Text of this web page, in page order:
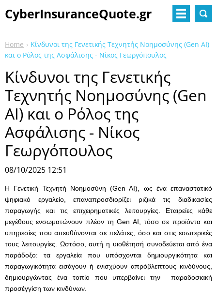
CyberInsuranceQuote.gr
Home
Κίνδυνοι της Γενετικής Τεχνητής Νοημοσύνης (Gen AI)
και ο Ρόλος της Ασφάλισης - Νίκος Γεωργόπουλος
Κίνδυνοι της Γενετικής
Τεχνητής Νοημοσύνης (Gen
AI) και ο Ρόλος της
Ασφάλισης - Νίκος
Γεωργόπουλος
08/10/2025 12:51
Η Γενετική Τεχνητή Νοημοσύνη (Gen AI), ως ένα επαναστατικό
ψηφιακό εργαλείο, επαναπροσδιορίζει ριζικά τις διαδικασίες
παραγωγής και τις επιχειρηματικές λειτουργίες. Εταιρείες κάθε
μεγέθους ενσωματώνουν πλέον τη Gen AI, τόσο σε προϊόντα και
υπηρεσίες που απευθύνονται σε πελάτες, όσο και στις εσωτερικές
τους λειτουργίες. Ωστόσο, αυτή η υιοθέτησή συνοδεύεται από ένα
παράδοξο: τα εργαλεία που υπόσχονται δημιουργικότητα και
παραγωγικότητα εισάγουν ή ενισχύουν απρόβλεπτους κινδύνους,
δημιουργώντας ένα τοπίο που υπερβαίνει την παραδοσιακή
προσέγγίση των κινδύνων.